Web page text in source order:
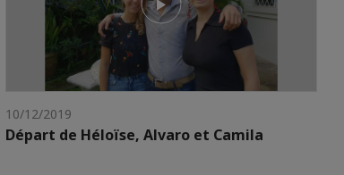
10/12/2019
Départ de Héloïse, Alvaro et Camila